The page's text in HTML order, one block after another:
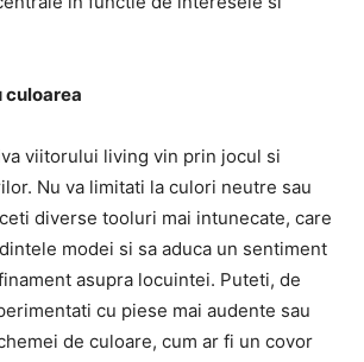
culoarea
viitorului living vin prin jocul si
Nu va limitati la culori neutre sau
diverse tooluri mai intunecate, care
modei si sa aduca un sentiment
asupra locuintei. Puteti, de
cu piese mai audente sau
de culoare, cum ar fi un covor